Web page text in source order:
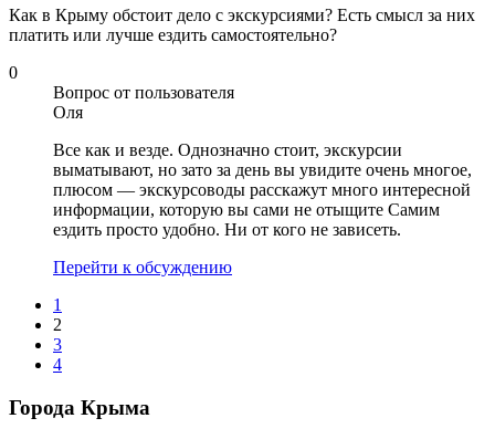
Как в Крыму обстоит дело с экскурсиями? Есть смысл за них
платить или лучше ездить самостоятельно?
0
Вопрос от пользователя
Оля
Все как и везде. Однозначно стоит, экскурсии
выматывают, но зато за день вы увидите очень многое,
плюсом — экскурсоводы расскажут много интересной
информации, которую вы сами не отыщите Самим
ездить просто удобно. Ни от кого не зависеть.
Перейти к обсуждению
1
2
3
4
Города Крыма